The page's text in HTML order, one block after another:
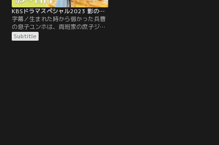
KBSドラマスペシャル2023 影の告白／字幕
字幕／生まれた時から弱かった兵曹
の息子ユンホは、両班家の庶子ジェ
ウン、ソルと親しい友人だ。ユンホ
はいつからかジェウンを意識しだ
Subtitle